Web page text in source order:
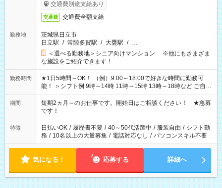
交通費別途支給あり
交通費 交通費全額支給
勤務地
茨城県日立市
日立駅 / 常陸多賀駅 / 大甕駅 / …
＜選べる勤務地＞シニア向けマンション ※他にもさまざま
な施設をご紹介できます！
勤務時間
★1日5時間～OK！ （例）9:00～18:00で好きな時間に勤務可
能！ ＞シフト例 9時～14時 11時～15時 13時～18時など ご自身
のご都合に合わせて勤務時間をご相談ください！ ★家庭の都合
でお休みや時間の調整が必要な場合も遠慮なくご相談くださ
い。
期間
短期2ヵ月～のお仕事です。開始日はご相談ください！ ★急募
です！
特徴 日払いOK / 履歴書不要 / 40～50代活躍中 / 服装自由 / シフト勤
務 / 10名以上の大量募集 / 電話対応なし / パソコンスキル不要
気になる！ 応募する 詳細へ